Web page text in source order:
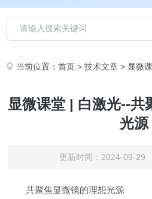
当前位置：首页 >技术文章 > 显微课
显微课堂 | 白激光--共
光源
更新时间：2024-09-
共聚焦显微镜的理想光源